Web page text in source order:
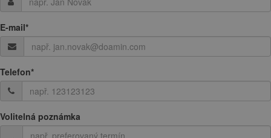
E-mail*
Telefon*
Volitelná poznámka